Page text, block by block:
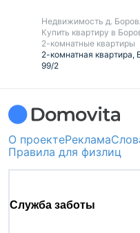
Недвижимость д.
Купить квартиру в
2-комнатные квартиры
2-комнатная квартира,
99/2
О проектеРеклама
Правила для физлиц
Служба заботы